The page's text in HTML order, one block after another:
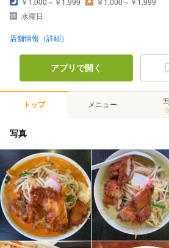
水曜日
店舗情報（詳細）
アプリで開く
トップ メニュー
写真